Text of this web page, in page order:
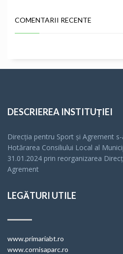
COMENTARII RECENTE
DESCRIEREA INSTITUȚIEI
Direcția pentru Sport și Agrement
Hotărarea Consiliului Local al
31.01.2024 prin reorganizarea
Agrement
LEGĂTURI UTILE
www.primariabt.ro
www.cornisaparc.ro